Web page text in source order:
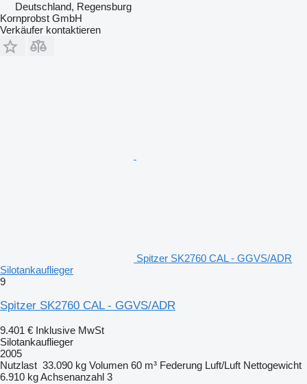
Deutschland, Regensburg
Kornprobst GmbH
Verkäufer kontaktieren
Spitzer SK2760 CAL - GGVS/ADR
Silotankauflieger
9
Spitzer SK2760 CAL - GGVS/ADR
9.401 € Inklusive MwSt
Silotankauflieger
2005
Nutzlast 33.090 kg Volumen 60 m³ Federung Luft/Luft Nettogewicht
6.910 kgAchsenanzahl 3